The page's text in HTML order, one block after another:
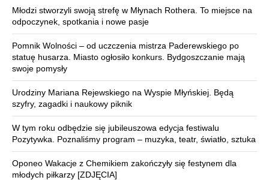
Młodzi stworzyli swoją strefę w Młynach Rothera. To miejsce na
odpoczynek, spotkania i nowe pasje
Pomnik Wolności – od uczczenia mistrza Paderewskiego po
statuę husarza. Miasto ogłosiło konkurs. Bydgoszczanie mają
swoje pomysły
Urodziny Mariana Rejewskiego na Wyspie Młyńskiej. Będą
szyfry, zagadki i naukowy piknik
W tym roku odbędzie się jubileuszowa edycja festiwalu
Pozytywka. Poznaliśmy program – muzyka, teatr, światło, sztuka
Oponeo Wakacje z Chemikiem zakończyły się festynem dla
młodych piłkarzy [ZDJĘCIA]